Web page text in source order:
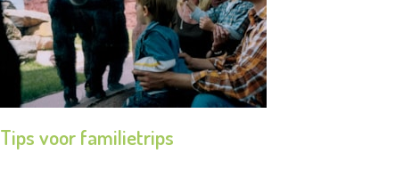
Tips voor familietrips